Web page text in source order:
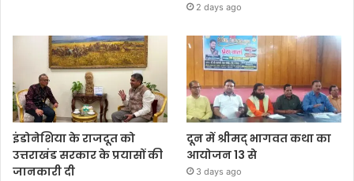
2 days ago
इंडोनेशिया के राजदूत को
उत्तराखंड सरकार के प्रयासों की
जानकारी दी
दून में श्रीमद् भागवत कथा का
आयोजन 13 से
3 days ago